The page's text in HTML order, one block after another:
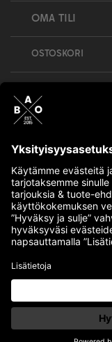
OMA TILI
OSTOSKORI
Bull’s All Out